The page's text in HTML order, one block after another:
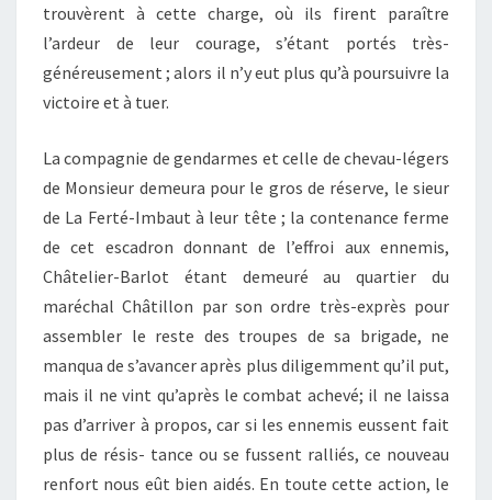
trouvèrent à cette charge, où ils firent paraître
l’ardeur de leur courage, s’étant portés très-
généreusement ; alors il n’y eut plus qu’à poursuivre la
victoire et à tuer.
La compagnie de gendarmes et celle de chevau-légers
de Monsieur demeura pour le gros de réserve, le sieur
de La Ferté-Imbaut à leur tête ; la contenance ferme
de cet escadron donnant de l’effroi aux ennemis,
Châtelier-Barlot étant demeuré au quartier du
maréchal Châtillon par son ordre très-exprès pour
assembler le reste des troupes de sa brigade, ne
manqua de s’avancer après plus diligemment qu’il put,
mais il ne vint qu’après le combat achevé; il ne laissa
pas d’arriver à propos, car si les ennemis eussent fait
plus de résis- tance ou se fussent ralliés, ce nouveau
renfort nous eût bien aidés. En toute cette action, le